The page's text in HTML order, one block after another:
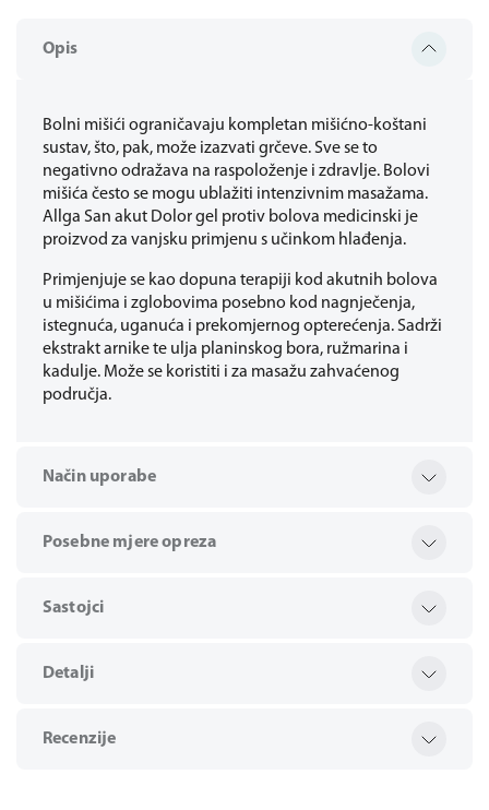
Opis
Bolni mišići ograničavaju kompletan mišićno-koštani
sustav, što, pak, može izazvati grčeve. Sve se to
negativno odražava na raspoloženje i zdravlje. Bolovi
mišića često se mogu ublažiti intenzivnim masažama.
Allga San akut Dolor gel protiv bolova medicinski je
proizvod za vanjsku primjenu s učinkom hlađenja.
Primjenjuje se kao dopuna terapiji kod akutnih bolova
u mišićima i zglobovima posebno kod nagnječenja,
istegnuća, uganuća i prekomjernog opterećenja. Sadrži
ekstrakt arnike te ulja planinskog bora, ružmarina i
kadulje. Može se koristiti i za masažu zahvaćenog
područja.
Način uporabe
Posebne mjere opreza
Sastojci
Detalji
Recenzije